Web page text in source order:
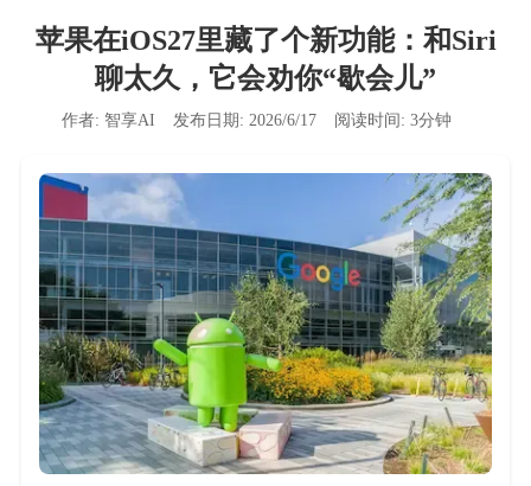
苹果在iOS27里藏了个新功能：和Siri
聊太久，它会劝你“歇会儿”
作者: 智享AI 发布日期: 2026/6/17 阅读时间: 3分钟